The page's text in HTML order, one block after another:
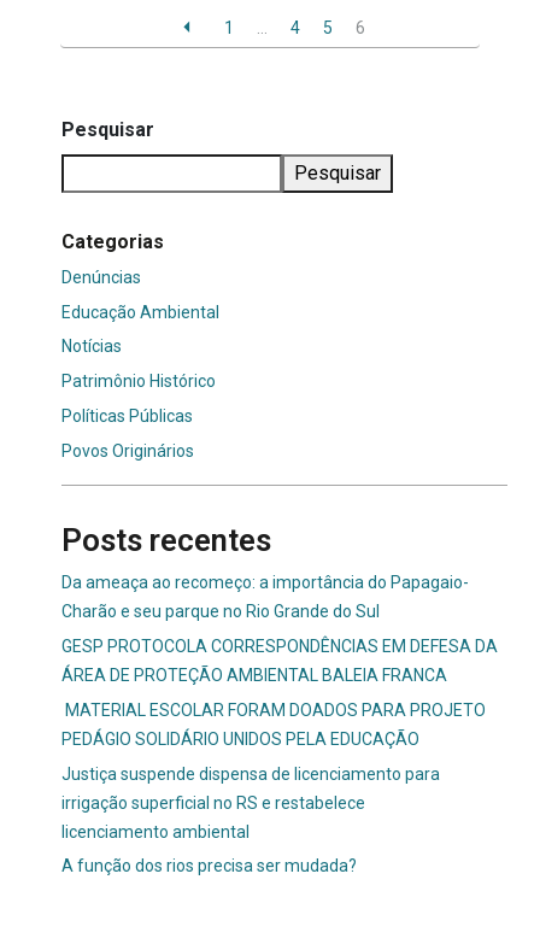
1 4 5 6
Pesquisar
Pesquisar
Categorias
Denúncias
Educação Ambiental
Notícias
Patrimônio Histórico
Políticas Públicas
Povos Originários
Posts recentes
Da ameaça ao recomeço: a importância do Papagaio-
Charão e seu parque no Rio Grande do Sul
GESP PROTOCOLA CORRESPONDÊNCIAS EM DEFESA DA
ÁREA DE PROTEÇÃO AMBIENTAL BALEIA FRANCA
MATERIAL ESCOLAR FORAM DOADOS PARA PROJETO
PEDÁGIO SOLIDÁRIO UNIDOS PELA EDUCAÇÃO
Justiça suspende dispensa de licenciamento para
irrigação superficial no RS e restabelece
licenciamento ambiental
A função dos rios precisa ser mudada?